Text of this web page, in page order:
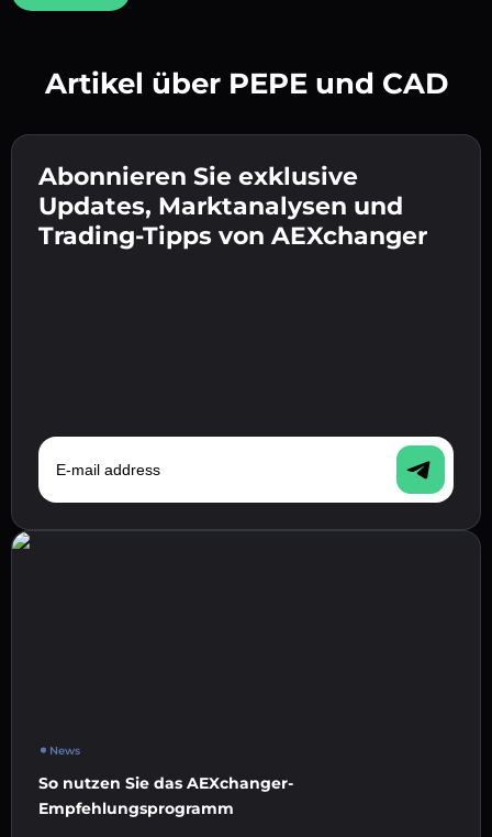
Gib deine Krypto-Wallet-Adresse ein 👉 fahre
mit dem nächsten Schritt fort.
Bestätige deine Identität 👉 fahre mit dem
letzten Schritt fort.
Sende die Einzahlung 👉 erhalte Krypto oder
Fiat in deiner Wallet.
Artikel über PEPE und CAD
Abonnieren Sie exklusive
Updates, Marktanalysen und
Trading-Tipps von AEXchanger
E-mail address
News
So nutzen Sie das AEXchanger-
Empfehlungsprogramm